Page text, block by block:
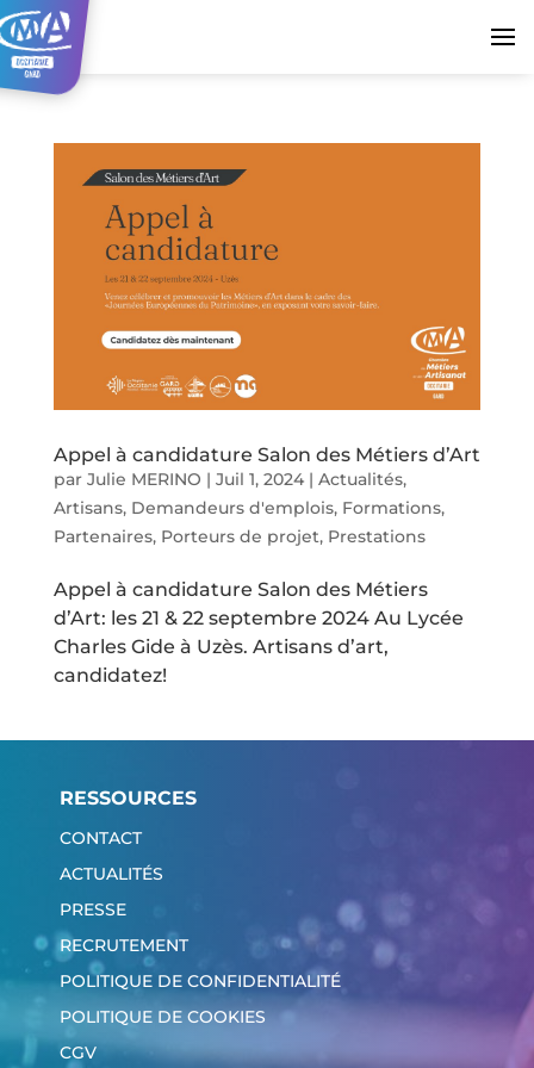
Appel à candidature Salon des Métiers d’Art
par Julie MERINO | Juil 1, 2024| Actualités,
Artisans, Demandeurs d'emplois, Formations,
Partenaires, Porteurs de projet, Prestations
Appel à candidature Salon des Métiers
d’Art: les 21 & 22 septembre 2024 Au Lycée
Charles Gide à Uzès. Artisans d’art,
candidatez!
RESSOURCES
CONTACT
ACTUALITÉS
PRESSE
RECRUTEMENT
POLITIQUE DE CONFIDENTIALITÉ
POLITIQUE DE COOKIES
CGV